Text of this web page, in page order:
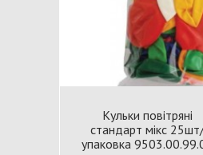
Кульки повітряні
стандарт мікс
упаковка